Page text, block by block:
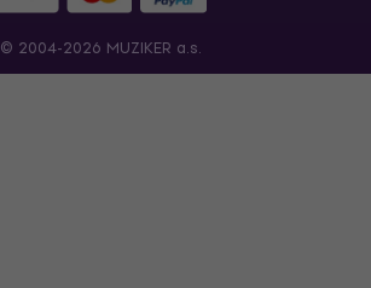
© 2004-2026 MUZIKER a.s.